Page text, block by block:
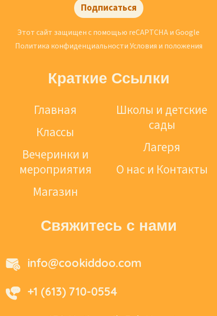
Подписаться
Этот сайт защищен с помощью reCAPTCHA и Google
Политика конфиденциальностиУсловия и положения
Краткие Ссылки
Главная
Классы
Вечеринки и
мероприятия
Магазин
Школы и детские
сады
Лагеря
О нас и Контакты
Свяжитесь с нами
info@cookiddoo.com
+1 (613) 710-0554